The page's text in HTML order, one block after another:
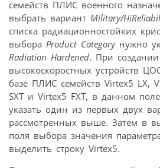
семейств ПЛИС военного
выбрать вариант Military/
списка радиационностойких
выбора Product Categoryнужно
Radiation Hardened. При
высокоскоростных устройств
базе ПЛИС семейств Virtex5 LX,
SXT и Virtex5 FXT, в данном
указать один из первых двух
рассмотренных выше. Затем в
поля выбора значения
выделить строку Virtex5.